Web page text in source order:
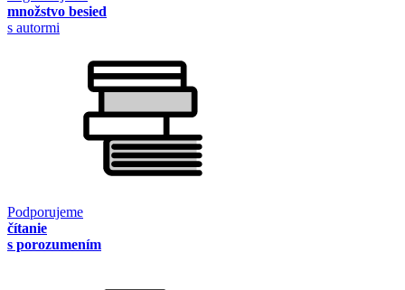
množstvo besied
s autormi
Podporujeme
čítanie
s porozumením